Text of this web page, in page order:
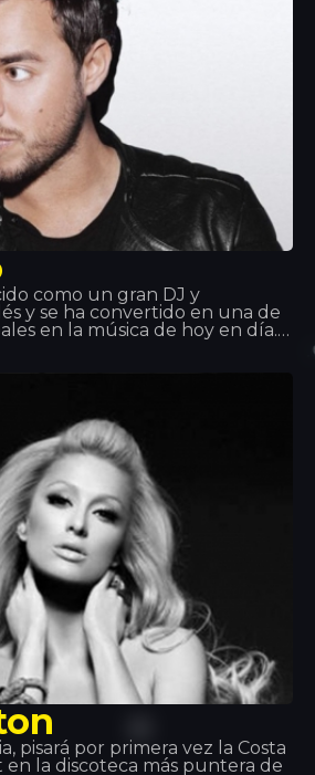
como un gran DJ y
y se ha convertido en una de
en la música de hoy en día.
pisará por primera vez la Costa
en la discoteca más puntera de